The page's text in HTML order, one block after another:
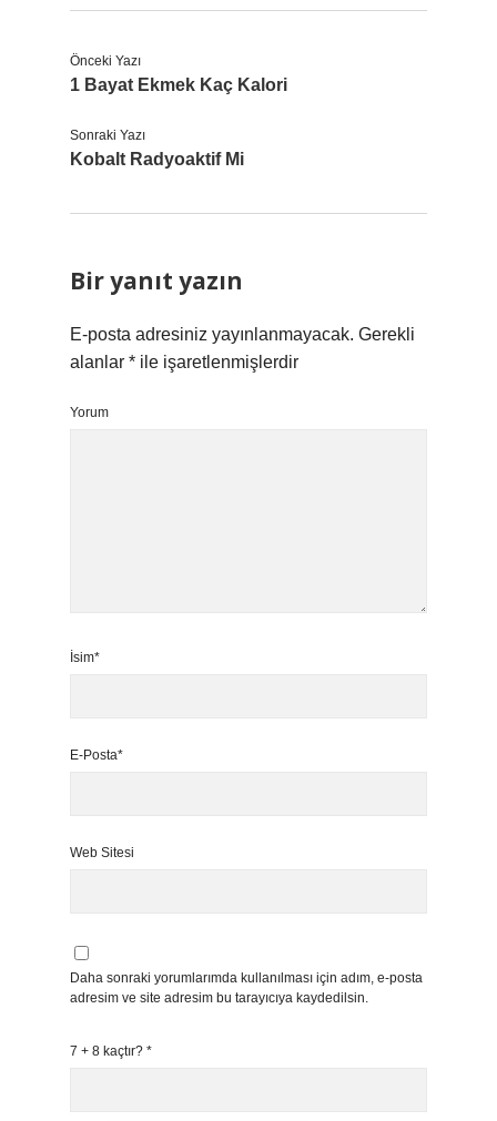
Önceki Yazı
1 Bayat Ekmek Kaç Kalori
Sonraki Yazı
Kobalt Radyoaktif Mi
Bir yanıt yazın
E-posta adresiniz yayınlanmayacak. Gerekli
alanlar * ile işaretlenmişlerdir
Yorum
İsim*
E-Posta*
Web Sitesi
Daha sonraki yorumlarımda kullanılması için adım, e-posta
adresim ve site adresim bu tarayıcıya kaydedilsin.
7 + 8 kaçtır? *